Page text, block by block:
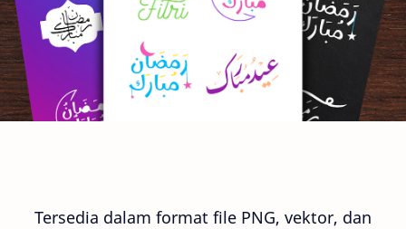
Tersedia dalam format file PNG, vektor, dan